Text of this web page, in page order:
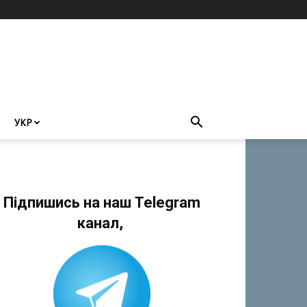
УКР
Підпишись на наш Telegram
канал,